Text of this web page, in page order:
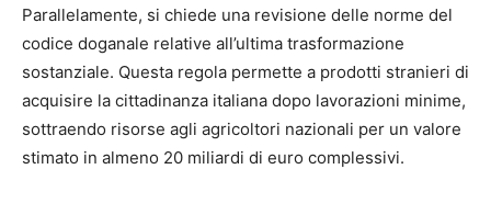
Parallelamente, si chiede una revisione delle norme del
codice doganale relative all’ultima trasformazione
sostanziale. Questa regola permette a prodotti stranieri di
acquisire la cittadinanza italiana dopo lavorazioni minime,
sottraendo risorse agli agricoltori nazionali per un valore
stimato in almeno 20 miliardi di euro complessivi.